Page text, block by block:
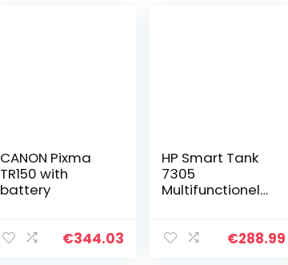
CANON Pixma
TR150 with
battery
€344.03
HP Smart Tank
7305
Multifunctionele
kopieerapparaa
€288.99